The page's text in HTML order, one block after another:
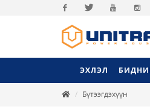
Facebook
ЭХЛЭЛ
Бүтээгдэхүүн